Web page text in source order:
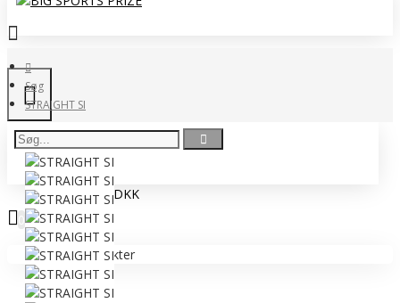
0 vare(r) - 0,00 DKK
Ingen produkter
Søg
STRAIGHT SI